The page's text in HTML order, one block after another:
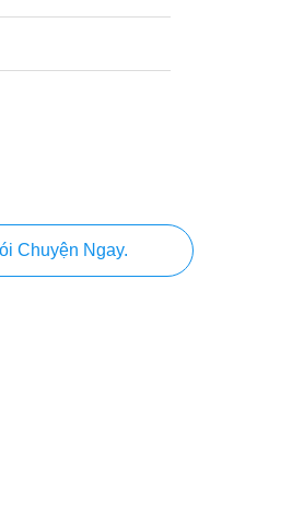
Chuyện Ngay.